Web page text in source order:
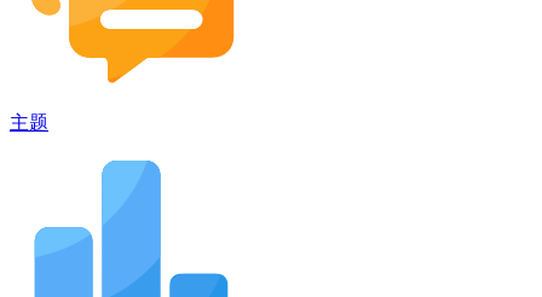
主题